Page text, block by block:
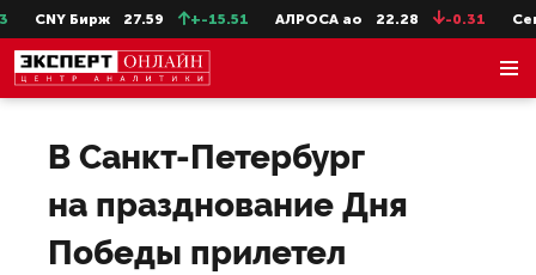
CNY Бирж 27.59 +-15.51 АЛРОСА ао 22.28 -0.31
В Санкт-Петербург
на празднование Дня
Победы прилетел